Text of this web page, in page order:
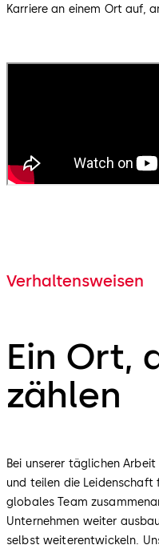
Karriere an einem Ort auf,
Verhaltensweisen
Ein Ort,
zählen
Bei unserer täglichen
und teilen die
globales Team
Unternehmen weiter
selbst weiterentwickeln.